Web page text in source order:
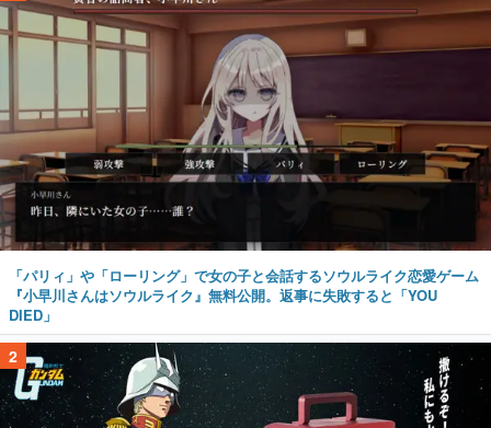
「パリィ」や「ローリング」で女の子と会話するソウルライク恋愛ゲーム
『小早川さんはソウルライク』無料公開。返事に失敗すると「YOU
DIED」
2